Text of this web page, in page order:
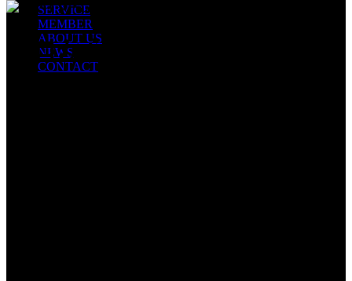
SERVICE
MEMBER
ABOUT US
NEWS
CONTACT
ゼロからビジネススキルを身